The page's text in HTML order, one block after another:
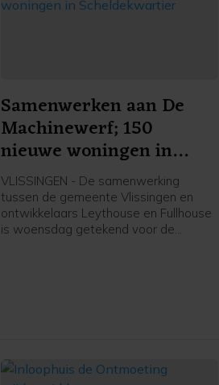
Samenwerken aan De
Machinewerf; 150
nieuwe woningen in
Scheldekwartier
VLISSINGEN - De samenwerking
tussen de gemeente Vlissingen en
ontwikkelaars Leythouse en Fullhouse
is woensdag getekend voor de